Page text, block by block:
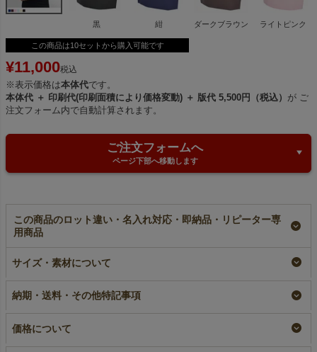
黒 紺 ダークブラウン ライトピンク
この商品は10セットから購入可能です
¥11,000税込
※表示価格は本体代です。
本体代 ＋ 印刷代(印刷面積により価格変動) ＋ 版代 5,500円（税込） が ご
注文フォーム内で自動計算されます。
ご注文フォームへ
ページ下部へ移動します
この商品のロット違い・名入れ対応・即納品・リピーター専
用商品
【名入れ大ロット】不
織布保冷チャックシー
ズ｜100枚入（1000枚
以上専用）
税込
【名入れ／リピーター
き 小サイズ｜100枚
入
【名入れ対応】不織布
保冷チャックシール
｜100枚入
サイズ・素材について
納期・送料・その他特記事項
価格について